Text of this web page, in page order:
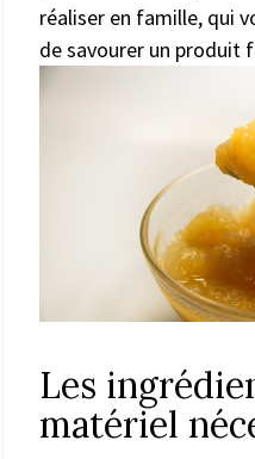
réaliser en famille, qui
de savourer un produit
Les
matériel